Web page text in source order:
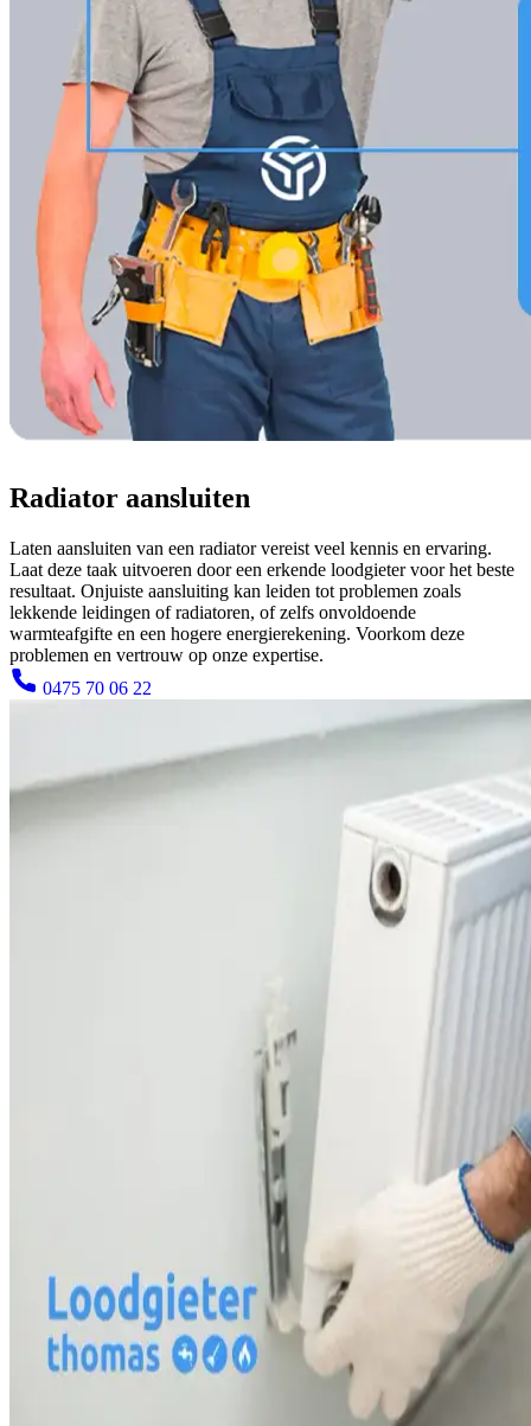
Radiator aansluiten
Laten aansluiten van een radiator vereist veel kennis en ervaring.
Laat deze taak uitvoeren door een erkende loodgieter voor het beste
resultaat. Onjuiste aansluiting kan leiden tot problemen zoals
lekkende leidingen of radiatoren, of zelfs onvoldoende
warmteafgifte en een hogere energierekening. Voorkom deze
problemen en vertrouw op onze expertise.
0475 70 06 22